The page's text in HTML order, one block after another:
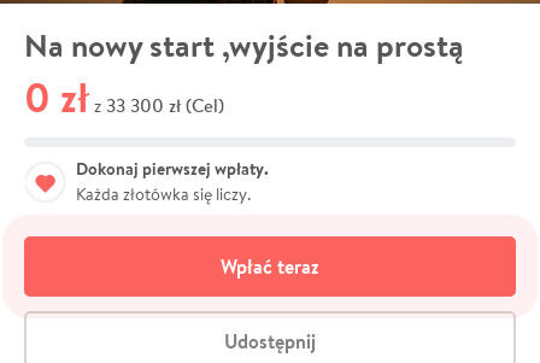
Na nowy start ,wyjście na prostą
0 zł z 33 300 zł (Cel)
Dokonaj pierwszej wpłaty.
Każda złotówka się liczy.
Wpłać teraz
Udostępnij